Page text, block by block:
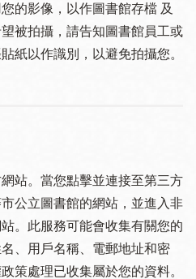
的影像，以作圖書館存檔 及
被拍攝，請告知圖書館員工或
紙以作識別，以避免拍攝您。
站。當您點擊並連接至第三方
公立圖書館的網站，並進入非
。此服務可能會收集有關您的
、用戶名稱、電郵地址和密
策處理已收集屬於您的資料。